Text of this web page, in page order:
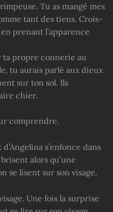
Tu as mangé mes
tant des tiens. Crois-
prenant l’apparence
ta propre connerie au
tu aurais parlé aux dieux
sur ton sol. Ils
chier.
comprendre.
s’enfonce dans
alors qu’une
se lisent sur son visage.
Une fois la surprise